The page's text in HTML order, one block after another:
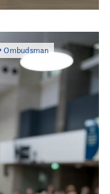
Ombudsman